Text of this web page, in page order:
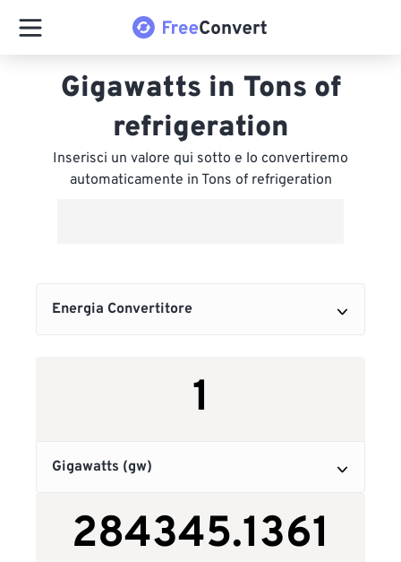
Gigawatts in Tons of
refrigeration
Inserisci un valore qui sotto e lo convertiremo
automaticamente in Tons of refrigeration